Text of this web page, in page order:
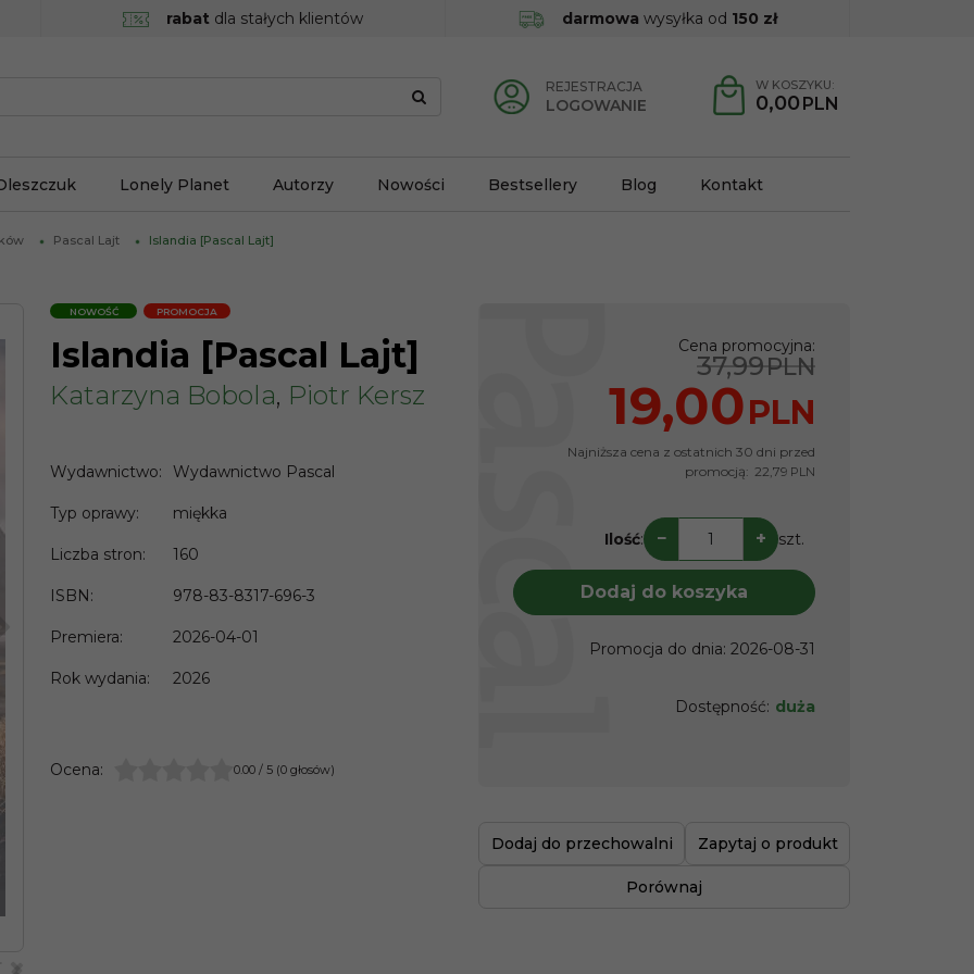
rabat dla stałych klientów darmowa wysyłka od 150 zł
REJESTRACJA
LOGOWANIE
W KOSZYKU:
0,00 PLN
Lonely Planet Autorzy Nowości Bestsellery Blog Kontakt
Pascal Lajt Islandia [Pascal Lajt]
NOWOŚĆ PROMOCJA
Islandia [Pascal Lajt]
Katarzyna Bobola, Piotr Kersz
Wydawnictwo: Wydawnictwo Pascal
Typ oprawy: miękka
Liczba stron: 160
ISBN: 978-83-8317-696-3
Premiera: 2026-04-01
Rok wydania: 2026
Ocena: 0.00 / 5 (0 głosów)
Cena promocyjna:
37,99PLN
19,00PLN
Najniższa cena z ostatnich 30 dni przed
promocją: 22,79 PLN
Ilość: − + szt.
Dodaj do koszyka
Promocja do dnia: 2026-08-31
Dostępność: duża
Dodaj do przechowalni Zapytaj o produkt
Porównaj